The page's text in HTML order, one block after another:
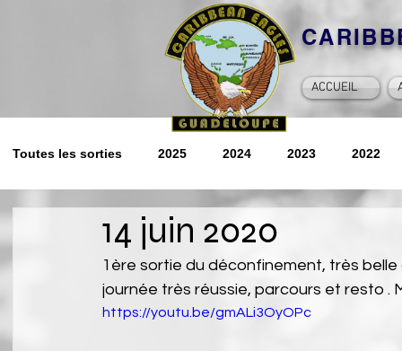
ACCUEIL
Toutes les sorties 2025 2024 2023 2022
2013 2012 Souvenirs
14 juin 2020
1ère sortie du déconfinement, très
journée très réussie, parcours et resto .
https://youtu.be/gmALi3OyOPc